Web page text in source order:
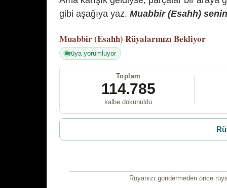
gibi aşağıya yaz. Muabbir (Esahh)
Muabbir (Esahh) Rüyalarınızı Bekliyor
rüya yorumluyor
Toplam
114.785
kalbe dokunuldu
Rüyanızı göndermeden önce